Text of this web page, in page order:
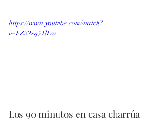
https://www.youtube.com/watch?
v=FZ22rq51lLw
Los 90 minutos en casa charrúa